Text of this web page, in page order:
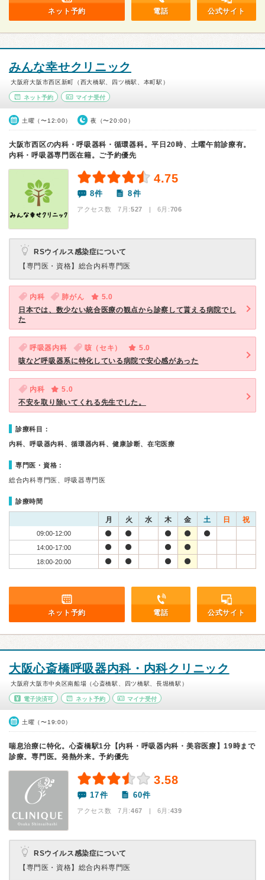
ネット予約 電話 公式サイト
みんな幸せクリニック
大阪府大阪市西区新町（西大橋駅、四ツ橋駅、本町駅）
ネット予約 マイナ受付
土曜（〜12:00） 夜（〜20:00）
大阪市西区の内科・呼吸器科・循環器科。平日20時、土曜午前診療有。
内科・呼吸器専門医在籍。ご予約優先
4.75
8件 8件
アクセス数 7月:527 | 6月:706
RSウイルス感染症について
【専門医・資格】 総合内科専門医
内科 肺がん
5.0
日本では、数少ない統合医療の観点から診察して貰える病院でし
た
呼吸器内科 咳（セキ）
5.0
咳など呼吸器系に特化している病院で安心感があった
内科
5.0
不安を取り除いてくれる先生でした。
診療科目：
内科、呼吸器内科、循環器内科、健康診断、在宅医療
専門医・資格：
総合内科専門医、呼吸器専門医
診療時間
月 火 水 木 金 土 日 祝
09:00-12:00
14:00-17:00
18:00-20:00
ネット予約 電話 公式サイト
大阪心斎橋呼吸器内科・内科クリニック
大阪府大阪市中央区南船場（心斎橋駅、四ツ橋駅、長堀橋駅）
電子決済可 ネット予約 マイナ受付
土曜（〜19:00）
喘息治療に特化。心斎橋駅1分【内科・呼吸器内科・美容医療】19時まで
診療。専門医。発熱外来。予約優先
3.58
17件 60件
アクセス数 7月:467 | 6月:439
RSウイルス感染症について
【専門医・資格】 総合内科専門医